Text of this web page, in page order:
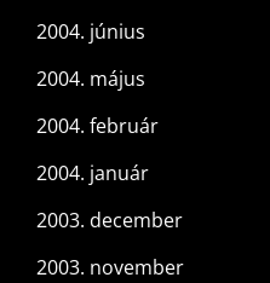
2004. június
2004. május
2004. február
2004. január
2003. december
2003. november